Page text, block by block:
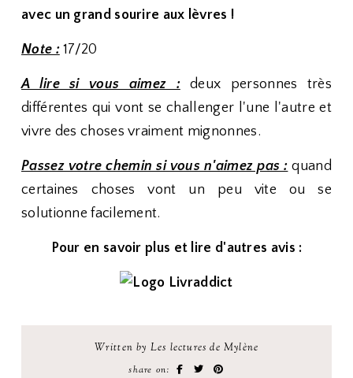
avec un grand sourire aux lèvres !
Note :17/20
A lire si vous aimez :deux personnes très
différentes qui vont se challenger l'une l'autre et
vivre des choses vraiment mignonnes.
Passez votre chemin si vous n'aimez pas : quand
certaines choses vont un peu vite ou se
solutionne facilement.
Pour en savoir plus et lire d'autres avis :
Written by Les lectures de Mylène
share on: